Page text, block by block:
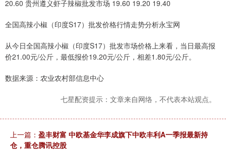
20.60 贵州遵义虾子辣椒批发市场 19.60 19.20 19.40
全国高辣小椒（印度S17）批发价格行情走势分析永宝网
从今日全国高辣小椒（印度S17）批发市场价格上来看，当日最高报
价21.00元/公斤，最低报价19.20元/公斤，相差1.80元/公斤。
数据来源：农业农村部信息中心
七星配资提示：文章来自网络，不代表本站观点。
上一篇： 盈丰财富 中欧基金华李成旗下中欧丰利A一季报最新持
仓，重仓腾讯控股